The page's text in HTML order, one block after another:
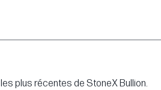
plus récentes de StoneX Bullion.